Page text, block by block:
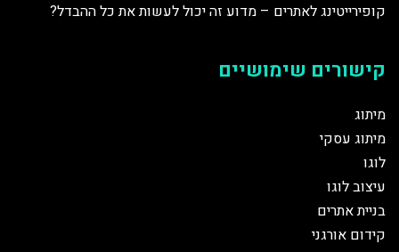
קופירייטינג לאתרים – מדוע זה יכול לעשות את כל ההבדל?
קישורים שימושיים
מיתוג
מיתוג עסקי
לוגו
עיצוב לוגו
בניית אתרים
קידום אורגני